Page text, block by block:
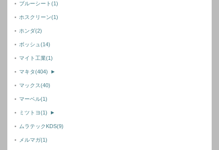
ブルーシート(1)
ホスクリーン(1)
ホンダ(2)
ボッシュ (14)
マイト工業(1)
マキタ(404) ►
マックス(40)
マーベル(1)
ミツトヨ(1) ►
ムラテックKDS(9)
メルマガ(1)